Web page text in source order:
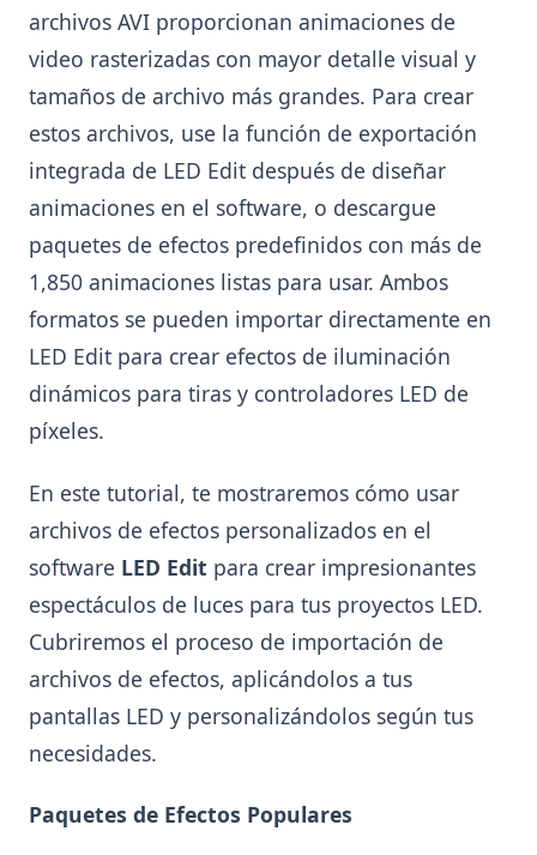
archivos AVI proporcionan animaciones de
video rasterizadas con mayor detalle visual y
tamaños de archivo más grandes. Para crear
estos archivos, use la función de exportación
integrada de LED Edit después de diseñar
animaciones en el software, o descargue
paquetes de efectos predefinidos con más de
1,850 animaciones listas para usar. Ambos
formatos se pueden importar directamente en
LED Edit para crear efectos de iluminación
dinámicos para tiras y controladores LED de
píxeles.
En este tutorial, te mostraremos cómo usar
archivos de efectos personalizados en el
software LED Edit para crear impresionantes
espectáculos de luces para tus proyectos LED.
Cubriremos el proceso de importación de
archivos de efectos, aplicándolos a tus
pantallas LED y personalizándolos según tus
necesidades.
Paquetes de Efectos Populares